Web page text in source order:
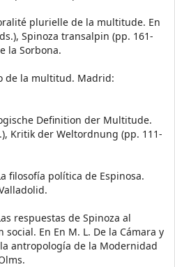
plurielle de la multitude. En
Spinoza transalpin (pp. 161-
la Sorbona.
de la multitud. Madrid:
Definition der Multitude.
Kritik der Weltordnung (pp. 111-
filosofía política de Espinosa.
respuestas de Spinoza al
En En M. L. De la Cámara y
la antropología de la Modernidad